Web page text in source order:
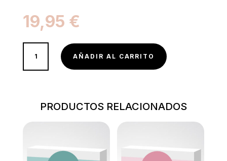
19,95 €
VIAL
DE
AÑADIR AL CARRITO
PRODUCTOS RELACIONADOS